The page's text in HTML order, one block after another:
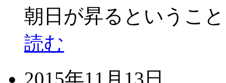
朝日が昇るというこ
読む
2015年11月13日